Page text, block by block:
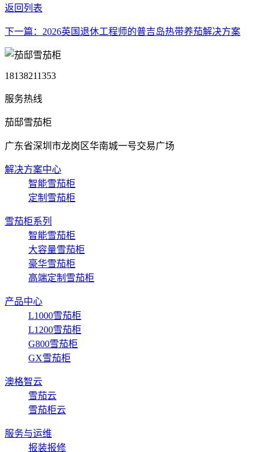
返回列表
下一篇：2026英国退休工程师的普吉岛热带养茄解决方案
18138211353
服务热线
茄邸雪茄柜
广东省深圳市龙岗区华南城一号交易广场
解决方案中心
智能雪茄柜
定制雪茄柜
雪茄柜系列
智能雪茄柜
大容量雪茄柜
豪华雪茄柜
高端定制雪茄柜
产品中心
L1000雪茄柜
L1200雪茄柜
G800雪茄柜
GX雪茄柜
澳格智云
雪茄云
雪茄柜云
服务与运维
报装报修